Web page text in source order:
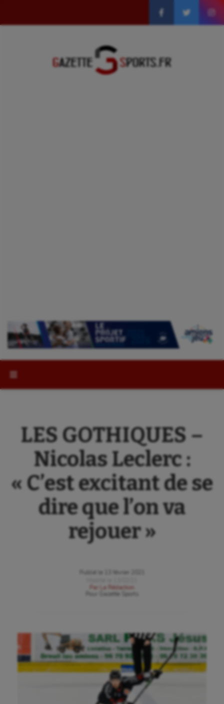
LES GOTHIQUES –
Nicolas Leclerc :
« C’est excitant de se
dire que l’on va
rejouer »
Publié le
13 février 2021
Par
La Rédaction
Gazette Sports